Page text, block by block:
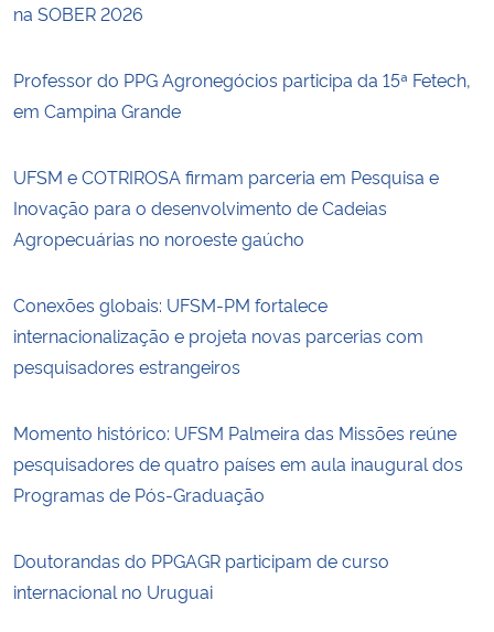
na SOBER 2026
Professor do PPG Agronegócios participa da 15ª Fetech,
em Campina Grande
UFSM e COTRIROSA firmam parceria em Pesquisa e
Inovação para o desenvolvimento de Cadeias
Agropecuárias no noroeste gaúcho
Conexões globais: UFSM-PM fortalece
internacionalização e projeta novas parcerias com
pesquisadores estrangeiros
Momento histórico: UFSM Palmeira das Missões reúne
pesquisadores de quatro países em aula inaugural dos
Programas de Pós-Graduação
Doutorandas do PPGAGR participam de curso
internacional no Uruguai